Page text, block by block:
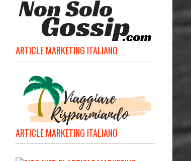
ARTICLE MARKETING ITALIANO
ARTICLE MARKETING ITALIANO